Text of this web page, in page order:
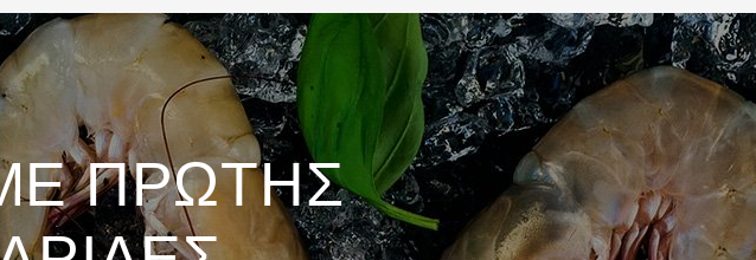
ΠΡΏΤΗΣ